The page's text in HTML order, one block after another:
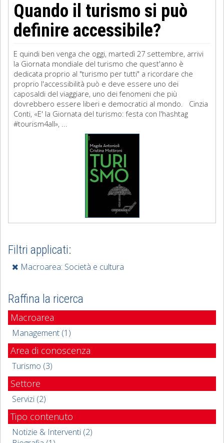
Quando il turismo si può
definire accessibile?
E quindi ben venga che oggi, martedì 27 settembre, arrivi
la Giornata mondiale del turismo che quest'anno è
dedicata proprio al "turismo per tutti" a ricordare che
proprio l'accessibilità può e deve essere uno dei
caposaldi del viaggiare, uno dei fenomeni che più
dovrebbero essere liberi e democratici al mondo. Cinzia
Conti, «E' la Giornata del turismo: festa con l'hashtag
#tourism4all», ...
Filtri applicati:
Macroarea: Società e cultura
Raffina la ricerca
Macroarea
Management (1)
Area di conoscenza
Turismo (3)
Settore
Servizi (2)
Tipo contenuto
Notizie & Interventi (2)